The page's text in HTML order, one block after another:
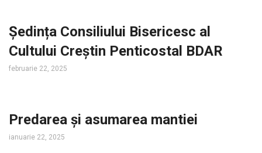
Ședința Consiliului Bisericesc al
Cultului Creștin Penticostal BDAR
februarie 22, 2025
Predarea și asumarea mantiei
ianuarie 22, 2025